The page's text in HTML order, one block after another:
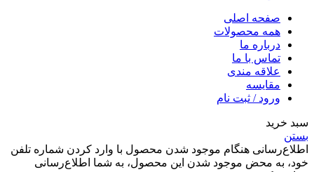
صفحه اصلی
همه محصولات
درباره ما
تماس با ما
علاقه مندی
مقایسه
ورود / ثبت نام
سبد خرید
بستن
اطلاع‌رسانی هنگام موجود شدن محصول با وارد کردن شماره تلفن
خود، به محض موجود شدن این محصول، به شما اطلاع‌رسانی